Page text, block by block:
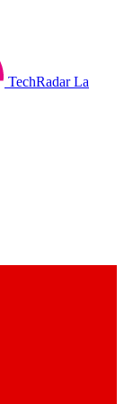
TechRadar La